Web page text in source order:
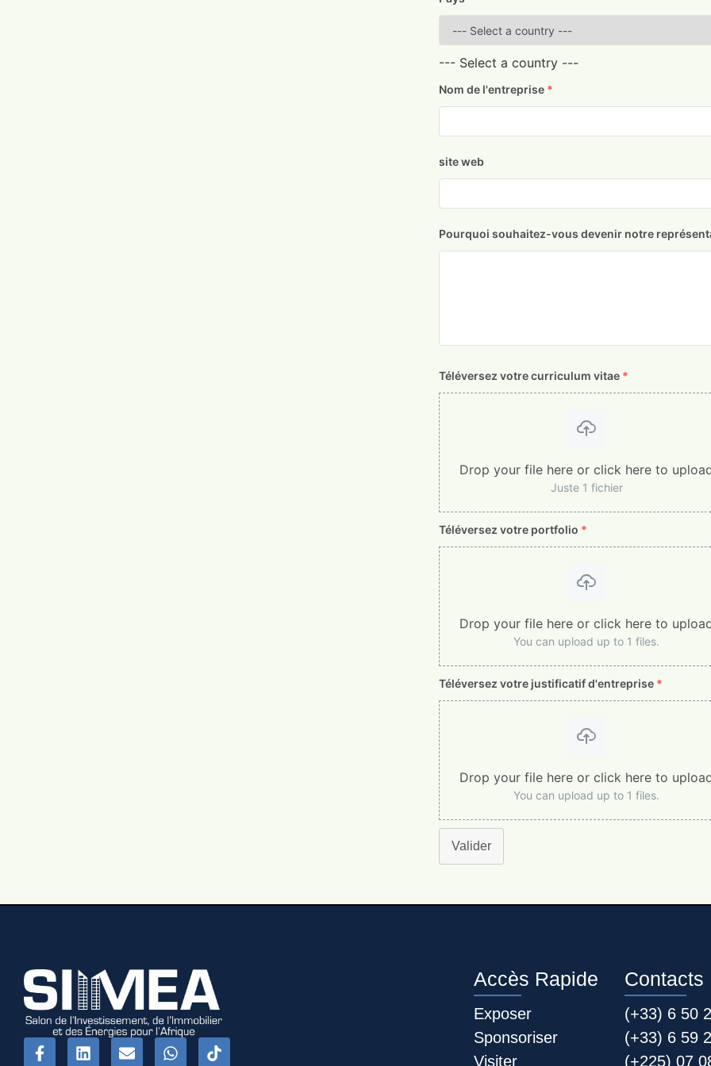
--- Select a country ---
Nom de l'entreprise *
site web
Pourquoi souhaitez-vous devenir notre
Téléversez votre curriculum vitae *
Drop your file here or click here to
Juste 1 fichier
Téléversez votre portfolio *
Drop your file here or click here to
You can upload up to 1 files.
Téléversez votre justificatif d'entreprise *
Drop your file here or click here to
You can upload up to 1 files.
Valider
Accès Rapide
Exposer
Sponsoriser
Visiter
Contacts
(+33) 6 50
(+33) 6 59
(+225) 07